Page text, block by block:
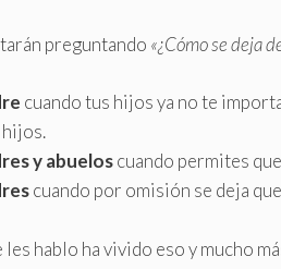
preguntando «¿Cómo se deja
cuando tus hijos ya no te
hijos.
y abueloscuando permites
cuando por omisión se deja
les hablo ha vivido eso y mucho